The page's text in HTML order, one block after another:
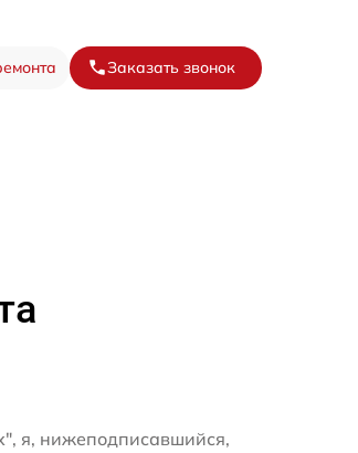
Заказать звонок
я, нижеподписавшийся,